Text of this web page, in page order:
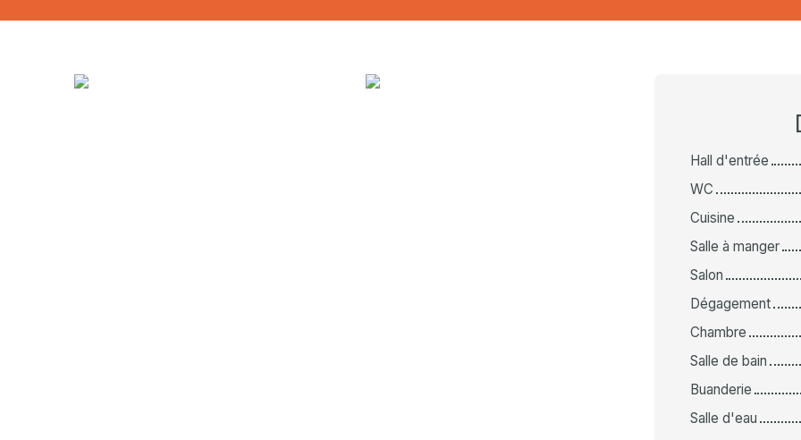
Hall d'entrée
WC
Cuisine
Salle à manger
Salon
Dégagement
Chambre
Salle de bain
Buanderie
Salle d'eau